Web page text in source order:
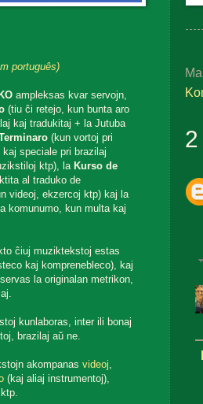
português)
ampleksas kvar servojn,
(tiu ĉi retejo, kun bunta aro
kaj tradukitaj + la Jutuba
(kun vortoj pri
speciale pri brazilaj
ktp), la Kurso de
al traduko de
videoj, ekzercoj ktp) kaj la
komunumo, kun multa kaj
ĉiuj muziktekstoj estas
kaj komprenebleco), kaj
la originalan metrikon,
kunlaboras, inter ili bonaj
brazilaj aŭ ne.
akompanasvideoj,
(kaj aliaj instrumentoj),
ktp.